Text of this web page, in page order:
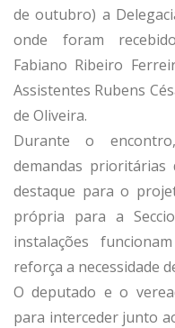
de outubro) a
onde foram
Fabiano Ribeiro
Assistentes Rubens
de Oliveira.
Durante o
demandas prioritárias
destaque para o
própria para a
instalações
reforça a necessidade
O deputado e o
para interceder junto